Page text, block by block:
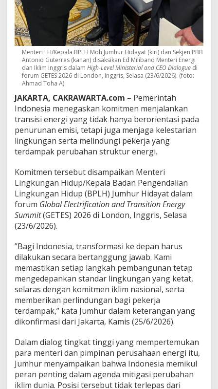
n
s
i
s
i
E
n
e
r
i
y
a
n
g
B
e
k
e
a
d
i
l
a
Menteri LH/Kepala BPLH Moh Jumhur Hidayat (kiri) dan Sekjen PBB
Antonio Guterres (kanan) disaksikan Ed Miliband Menteri Energi
dan Iklim Inggris dalam High-Level Ministerial and CEO Dialogue di
forum GETES 2026 di London, Inggris, Selasa (23/6/2026). (foto:
Ahmad Toha A)
JAKARTA, CAKRAWARTA.com – Pemerintah
Indonesia menegaskan komitmen menjalankan
transisi energi yang tidak hanya berorientasi pada
penurunan emisi, tetapi juga menjaga kelestarian
lingkungan serta melindungi pekerja yang
terdampak perubahan struktur energi.
Komitmen tersebut disampaikan Menteri
Lingkungan Hidup/Kepala Badan Pengendalian
Lingkungan Hidup (BPLH) Jumhur Hidayat dalam
forum Global Electrification and Transition Energy
Summit(GETES) 2026 di London, Inggris, Selasa
(23/6/2026).
”Bagi Indonesia, transformasi ke depan harus
dilakukan secara bertanggung jawab. Kami
memastikan setiap langkah pembangunan tetap
mengedepankan standar lingkungan yang ketat,
selaras dengan komitmen iklim nasional, serta
memberikan perlindungan bagi pekerja
terdampak,” kata Jumhur dalam keterangan yang
dikonfirmasi dari Jakarta, Kamis (25/6/2026).
Dalam dialog tingkat tinggi yang mempertemukan
para menteri dan pimpinan perusahaan energi itu,
Jumhur menyampaikan bahwa Indonesia memikul
peran penting dalam agenda mitigasi perubahan
iklim dunia. Posisi tersebut tidak terlepas dari